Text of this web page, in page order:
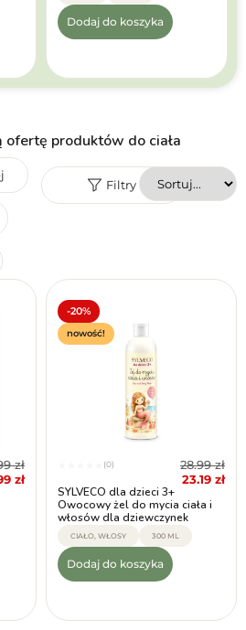
Dodaj do koszyka
ofertę produktów do ciała
Filtry
wegański Bezpieczny w ciąży
Tak
Po konsultacji
Nie
Reset filtrów
zł
zł
-20%
nowość!
(0) 28.99zł
23.19 zł
SYLVECO dla dzieci 3+
Owocowy żel do mycia ciała i
włosów dla dziewczynek
CIAŁO, WŁOSY 300 ML
Dodaj do koszyka